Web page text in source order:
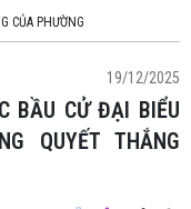
CỦA PHƯỜNG
19/12/2025
QUYẾT THẮNG